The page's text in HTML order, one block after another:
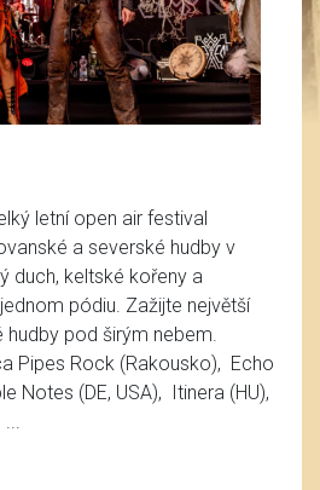
letní open air festival
a severské hudby v
duch, keltské kořeny a
pódiu. Zažijte největší
hudby pod širým nebem.
Pipes Rock (Rakousko), Echo
Notes (DE, USA), Itinera (HU),